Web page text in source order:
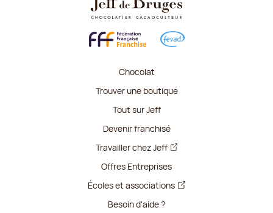
Chocolat
Trouver une boutique
Tout sur Jeff
Devenir franchisé
Travailler chez Jeff
Offres Entreprises
Écoles et associations
Besoin d'aide ?